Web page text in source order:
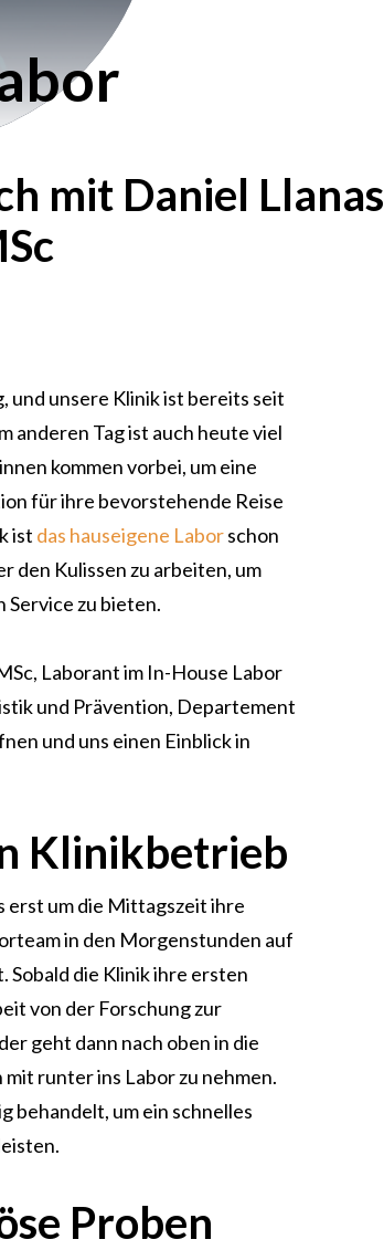
mit Daniel Llanas
und unsere Klinik ist bereits seit
anderen Tag ist auch heute viel
kommen vorbei, um eine
für ihre bevorstehende Reise
ist das hauseigene Laborschon
den Kulissen zu arbeiten, um
Service zu bieten.
Laborant im In-House Labor
und Prävention, Departement
und uns einen Einblick in
Klinikbetrieb
erst um die Mittagszeit ihre
in den Morgenstunden auf
Sobald die Klinik ihre ersten
von der Forschung zur
geht dann nach oben in die
runter ins Labor zu nehmen.
behandelt, um ein schnelles
Proben